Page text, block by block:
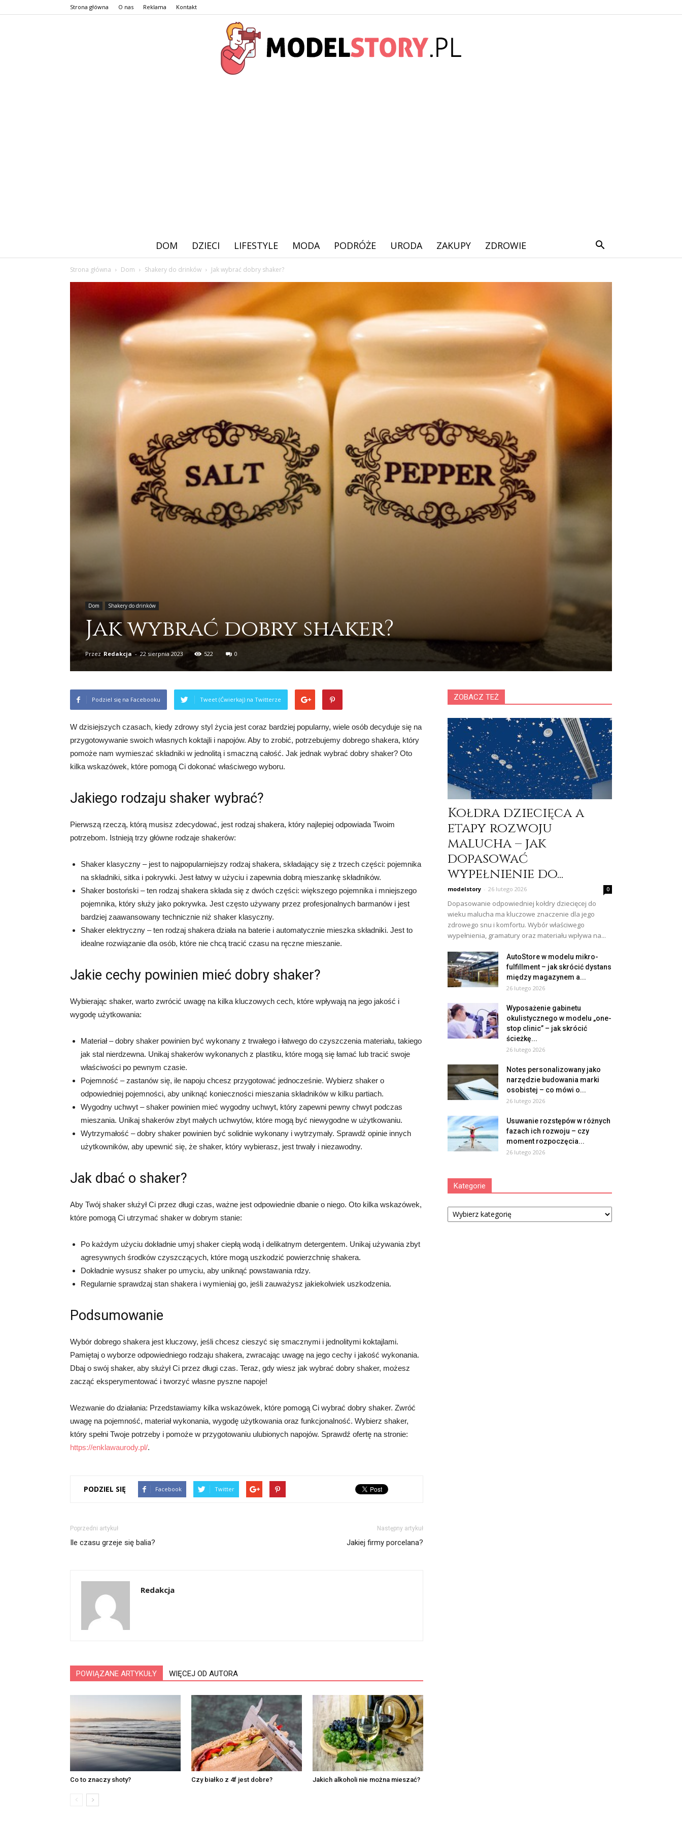
Strona główna O nas Reklama Kontakt
DOM DZIECI LIFESTYLE MODA PODRÓŻE URODA ZAKUPY ZDROWIE
Strona główna Dom Shakery do drinków Jak wybrać dobry shaker?
Dom Shakery do drinków
Jak wybrać dobry shaker?
Przez Redakcja - 22 sierpnia 2023 522 0
Podziel się na Facebooku Tweet (Ćwierkaj) na Twitterze
W dzisiejszych czasach, kiedy zdrowy styl życia jest coraz bardziej popularny, wiele osób decyduje się na
przygotowywanie swoich własnych koktajli i napojów. Aby to zrobić, potrzebujemy dobrego shakera, który
pomoże nam wymieszać składniki w jednolitą i smaczną całość. Jak jednak wybrać dobry shaker? Oto
kilka wskazówek, które pomogą Ci dokonać właściwego wyboru.
Jakiego rodzaju shaker wybrać?
Pierwszą rzeczą, którą musisz zdecydować, jest rodzaj shakera, który najlepiej odpowiada Twoim
potrzebom. Istnieją trzy główne rodzaje shakerów:
Shaker klasyczny – jest to najpopularniejszy rodzaj shakera, składający się z trzech części: pojemnika
na składniki, sitka i pokrywki. Jest łatwy w użyciu i zapewnia dobrą mieszankę składników.
Shaker bostoński – ten rodzaj shakera składa się z dwóch części: większego pojemnika i mniejszego
pojemnika, który służy jako pokrywka. Jest często używany przez profesjonalnych barmanów i jest
bardziej zaawansowany technicznie niż shaker klasyczny.
Shaker elektryczny – ten rodzaj shakera działa na baterie i automatycznie mieszka składniki. Jest to
idealne rozwiązanie dla osób, które nie chcą tracić czasu na ręczne mieszanie.
Jakie cechy powinien mieć dobry shaker?
Wybierając shaker, warto zwrócić uwagę na kilka kluczowych cech, które wpływają na jego jakość i
wygodę użytkowania:
Materiał – dobry shaker powinien być wykonany z trwałego i łatwego do czyszczenia materiału, takiego
jak stal nierdzewna. Unikaj shakerów wykonanych z plastiku, które mogą się łamać lub tracić swoje
właściwości po pewnym czasie.
Pojemność – zastanów się, ile napoju chcesz przygotować jednocześnie. Wybierz shaker o
odpowiedniej pojemności, aby uniknąć konieczności mieszania składników w kilku partiach.
Wygodny uchwyt – shaker powinien mieć wygodny uchwyt, który zapewni pewny chwyt podczas
mieszania. Unikaj shakerów zbyt małych uchwytów, które mogą być niewygodne w użytkowaniu.
Wytrzymałość – dobry shaker powinien być solidnie wykonany i wytrzymały. Sprawdź opinie innych
użytkowników, aby upewnić się, że shaker, który wybierasz, jest trwały i niezawodny.
Jak dbać o shaker?
Aby Twój shaker służył Ci przez długi czas, ważne jest odpowiednie dbanie o niego. Oto kilka wskazówek,
które pomogą Ci utrzymać shaker w dobrym stanie:
Po każdym użyciu dokładnie umyj shaker ciepłą wodą i delikatnym detergentem. Unikaj używania zbyt
agresywnych środków czyszczących, które mogą uszkodzić powierzchnię shakera.
Dokładnie wysusz shaker po umyciu, aby uniknąć powstawania rdzy.
Regularnie sprawdzaj stan shakera i wymieniaj go, jeśli zauważysz jakiekolwiek uszkodzenia.
Podsumowanie
Wybór dobrego shakera jest kluczowy, jeśli chcesz cieszyć się smacznymi i jednolitymi koktajlami.
Pamiętaj o wyborze odpowiedniego rodzaju shakera, zwracając uwagę na jego cechy i jakość wykonania.
Dbaj o swój shaker, aby służył Ci przez długi czas. Teraz, gdy wiesz jak wybrać dobry shaker, możesz
zacząć eksperymentować i tworzyć własne pyszne napoje!
Wezwanie do działania: Przedstawiamy kilka wskazówek, które pomogą Ci wybrać dobry shaker. Zwróć
uwagę na pojemność, materiał wykonania, wygodę użytkowania oraz funkcjonalność. Wybierz shaker,
który spełni Twoje potrzeby i pomoże w przygotowaniu ulubionych napojów. Sprawdź ofertę na stronie:
https://enklawaurody.pl/.
PODZIEL SIĘ Facebook Twitter
Poprzedni artykuł
Ile czasu grzeje się balia?
Następny artykuł
Jakiej firmy porcelana?
Redakcja
POWIĄZANE ARTYKUŁY WIĘCEJ OD AUTORA
Co to znaczy shoty? Czy białko z 4f jest dobre? Jakich alkoholi nie można mieszać?
ZOBACZ TEŻ
Kołdra dziecięca a
etapy rozwoju
malucha – jak
dopasować
wypełnienie do...
modelstory - 26 lutego 2026 0
Dopasowanie odpowiedniej kołdry dziecięcej do
wieku malucha ma kluczowe znaczenie dla jego
zdrowego snu i komfortu. Wybór właściwego
wypełnienia, gramatury oraz materiału wpływa na...
AutoStore w modelu mikro-
fulfillment – jak skrócić dystans
między magazynem a...
26 lutego 2026
Wyposażenie gabinetu
okulistycznego w modelu „one-
stop clinic” – jak skrócić
ścieżkę...
26 lutego 2026
Notes personalizowany jako
narzędzie budowania marki
osobistej – co mówi o...
26 lutego 2026
Usuwanie rozstępów w różnych
fazach ich rozwoju – czy
moment rozpoczęcia...
26 lutego 2026
Kategorie
Kategorie